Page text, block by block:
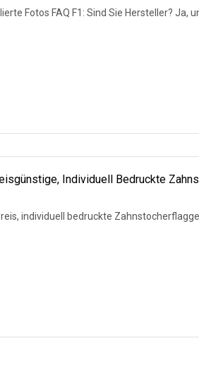
FAQ F1: Sind Sie Hersteller? Ja, unsere Fabrik
Individuell Bedruckte
individuell bedruckte